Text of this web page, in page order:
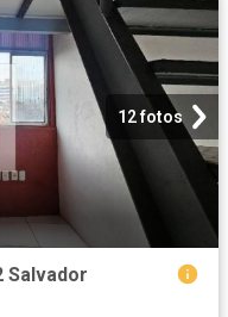
12 fotos
Salvador